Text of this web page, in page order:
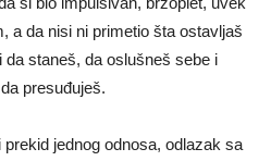
a da nisi ni primetio šta ostavljaš
staneš, da oslušneš sebe i
presuđuješ.
jednog odnosa, odlazak sa